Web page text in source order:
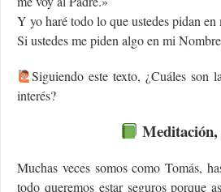
Y yo haré todo lo que ustedes pidan
Si ustedes me piden algo en mi
Siguiendo este texto, ¿Cuáles son
interés?
Meditación,
Muchas veces somos como Tomás,
todo queremos estar seguros porque